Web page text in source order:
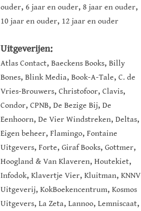
ouder, 6 jaar en ouder, 8 jaar en ouder,
10 jaar en ouder, 12 jaar en ouder
Uitgeverijen:
Atlas Contact, Baeckens Books, Billy
Bones, Blink Media, Book-A-Tale, C. de
Vries-Brouwers, Christofoor, Clavis,
Condor, CPNB, De Bezige Bij, De
Eenhoorn, De Vier Windstreken, Deltas,
Eigen beheer, Flamingo, Fontaine
Uitgevers, Forte, Giraf Books, Gottmer,
Hoogland & Van Klaveren, Houtekiet,
Infodok, Klavertje Vier, Kluitman, KNNV
Uitgeverij, KokBoekencentrum, Kosmos
Uitgevers, La Zeta, Lannoo, Lemniscaat,